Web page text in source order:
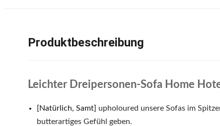
Produktbeschreibung
Leichter Dreipersonen-Sofa Home
[Natürlich, Samt] upholoured unsere Sofas im
butterartiges Gefühl geben.